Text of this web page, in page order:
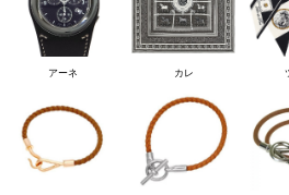
アーネ カレ